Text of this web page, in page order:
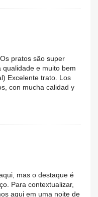
pratos são super
e muito bem
Excelente trato. Los
con mucha calidad y
mas o destaque é
Para contextualizar,
aqui em uma noite de